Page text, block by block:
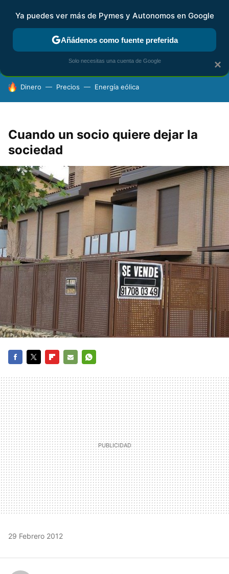
FISCALIDAD Y CONTABILIDAD KIT DIGITAL RENTA
HOY SE HABLA DE
Dinero Precios Energía eólica
Cuando un socio quiere dejar la
sociedad
MAIL
29 Febrero 2012
×
Ya puedes ver más de Pymes y Autonomos en Google
Añádenos como fuente preferida
Solo necesitas una cuenta de Google